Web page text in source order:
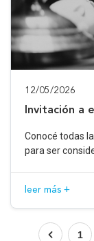
12/05/2026
Invitación a
Conocé todas
para ser
leer más +
1